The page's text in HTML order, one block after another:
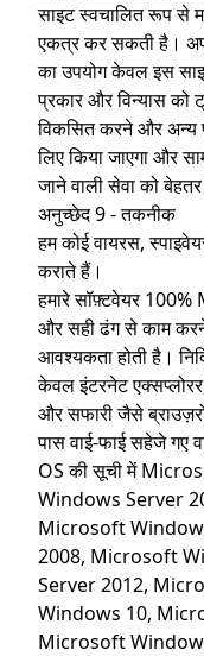
साइट स्वचालित रूप से
एकत्र कर सकती है।
का उपयोग केवल इस
प्रकार और विन्यास
विकसित करने और अन्य
लिए किया जाएगा और
जाने वाली सेवा को
अनुच्छेद 9 - तकनीक
हम कोई वायरस,
कराते हैं।
हमारे सॉफ़्टवेयर
और सही ढंग से काम
आवश्यकता होती है।
केवल इंटरनेट
और सफारी जैसे
पास वाई-फाई सहेजे गए
OS की सूची में
Windows Server
Microsoft
2008, Microsoft
Server 2012,
Windows 10,
Microsoft Windows